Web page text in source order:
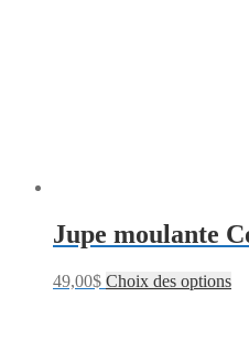
Jupe moulante
49,00$ Choix des options